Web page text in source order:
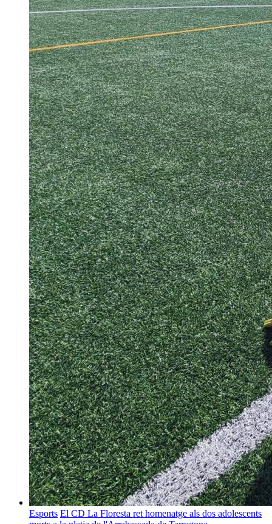
Esports El CD La Floresta ret homenatge als dos adolescents